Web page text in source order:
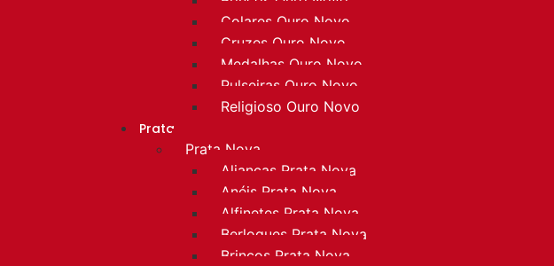
Colares Ouro Novo
Cruzes Ouro Novo
Medalhas Ouro Novo
Pulseiras Ouro Novo
Religioso Ouro Novo
Prata
Prata Nova
Alianças Prata Nova
Anéis Prata Nova
Alfinetes Prata Nova
Berloques Prata Nova
Brincos Prata Nova